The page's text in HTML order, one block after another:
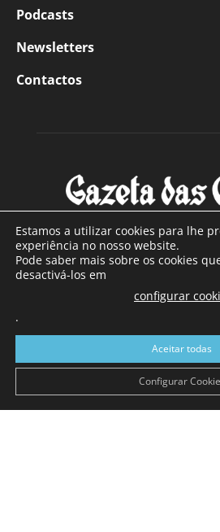
Podcasts
Newsletters
Contactos
SOBRE
Com sede nas Caldas da Rainha
a sul de distrito de Leiria, com
toda a região Oeste. Jornal com
Continental e
Estamos a utilizar cookies para lhe
experiência no nosso website.
Pode saber mais sobre os cookies
desactivá-los em
configurar
.
Aceitar todas
Configurar